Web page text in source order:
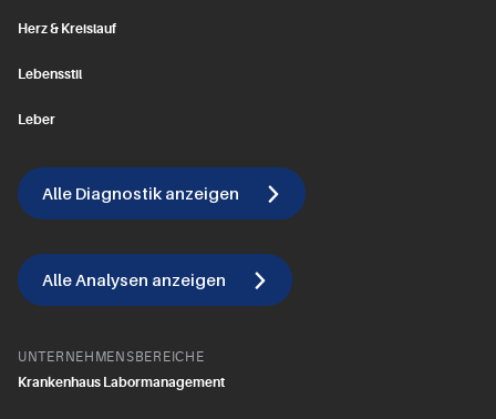
Herz & Kreislauf
Lebensstil
Leber
Alle Diagnostik anzeigen
Alle Analysen anzeigen
UNTERNEHMENSBEREICHE
Krankenhaus Labormanagement